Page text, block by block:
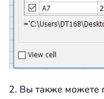
2. Вы также можете